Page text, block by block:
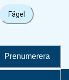
Fågel
Prenumerera